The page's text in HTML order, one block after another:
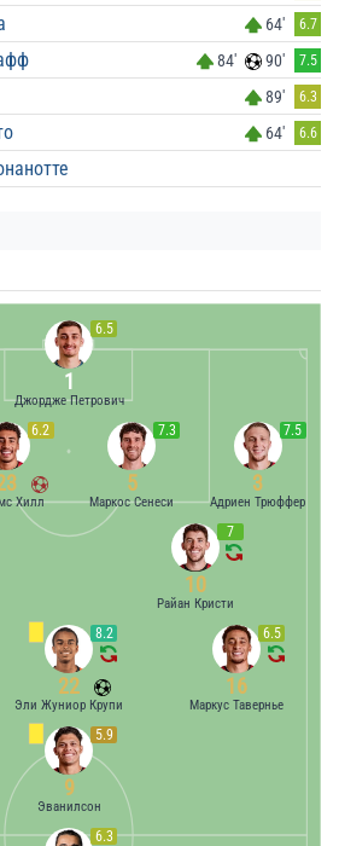
64' 6.7
84' 90' 7.5
89' 6.3
64' 6.6
6.5
1
Джордже Петрович
7.5
3
Адриен Трюффер
7.3
5
Маркос Сенеси
6.2
Хилл
7
10
Райан Кристи
6.5
16
Маркус Тавернье
8.2
22
Эли Жуниор Крупи
5.9
9
Эванилсон
6.3